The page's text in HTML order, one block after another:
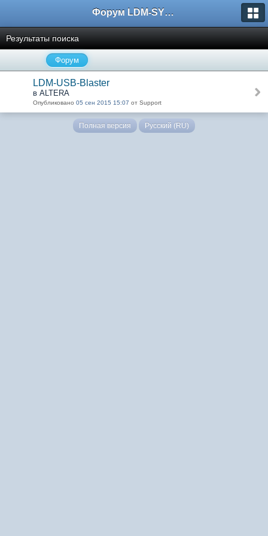
Форум LDM-SYSTEMS
Результаты поиска
Форум
LDM-USB-Blaster
в ALTERA
Опубликовано 05 сен 2015 15:07 от Support
Полная версия Русский (RU)